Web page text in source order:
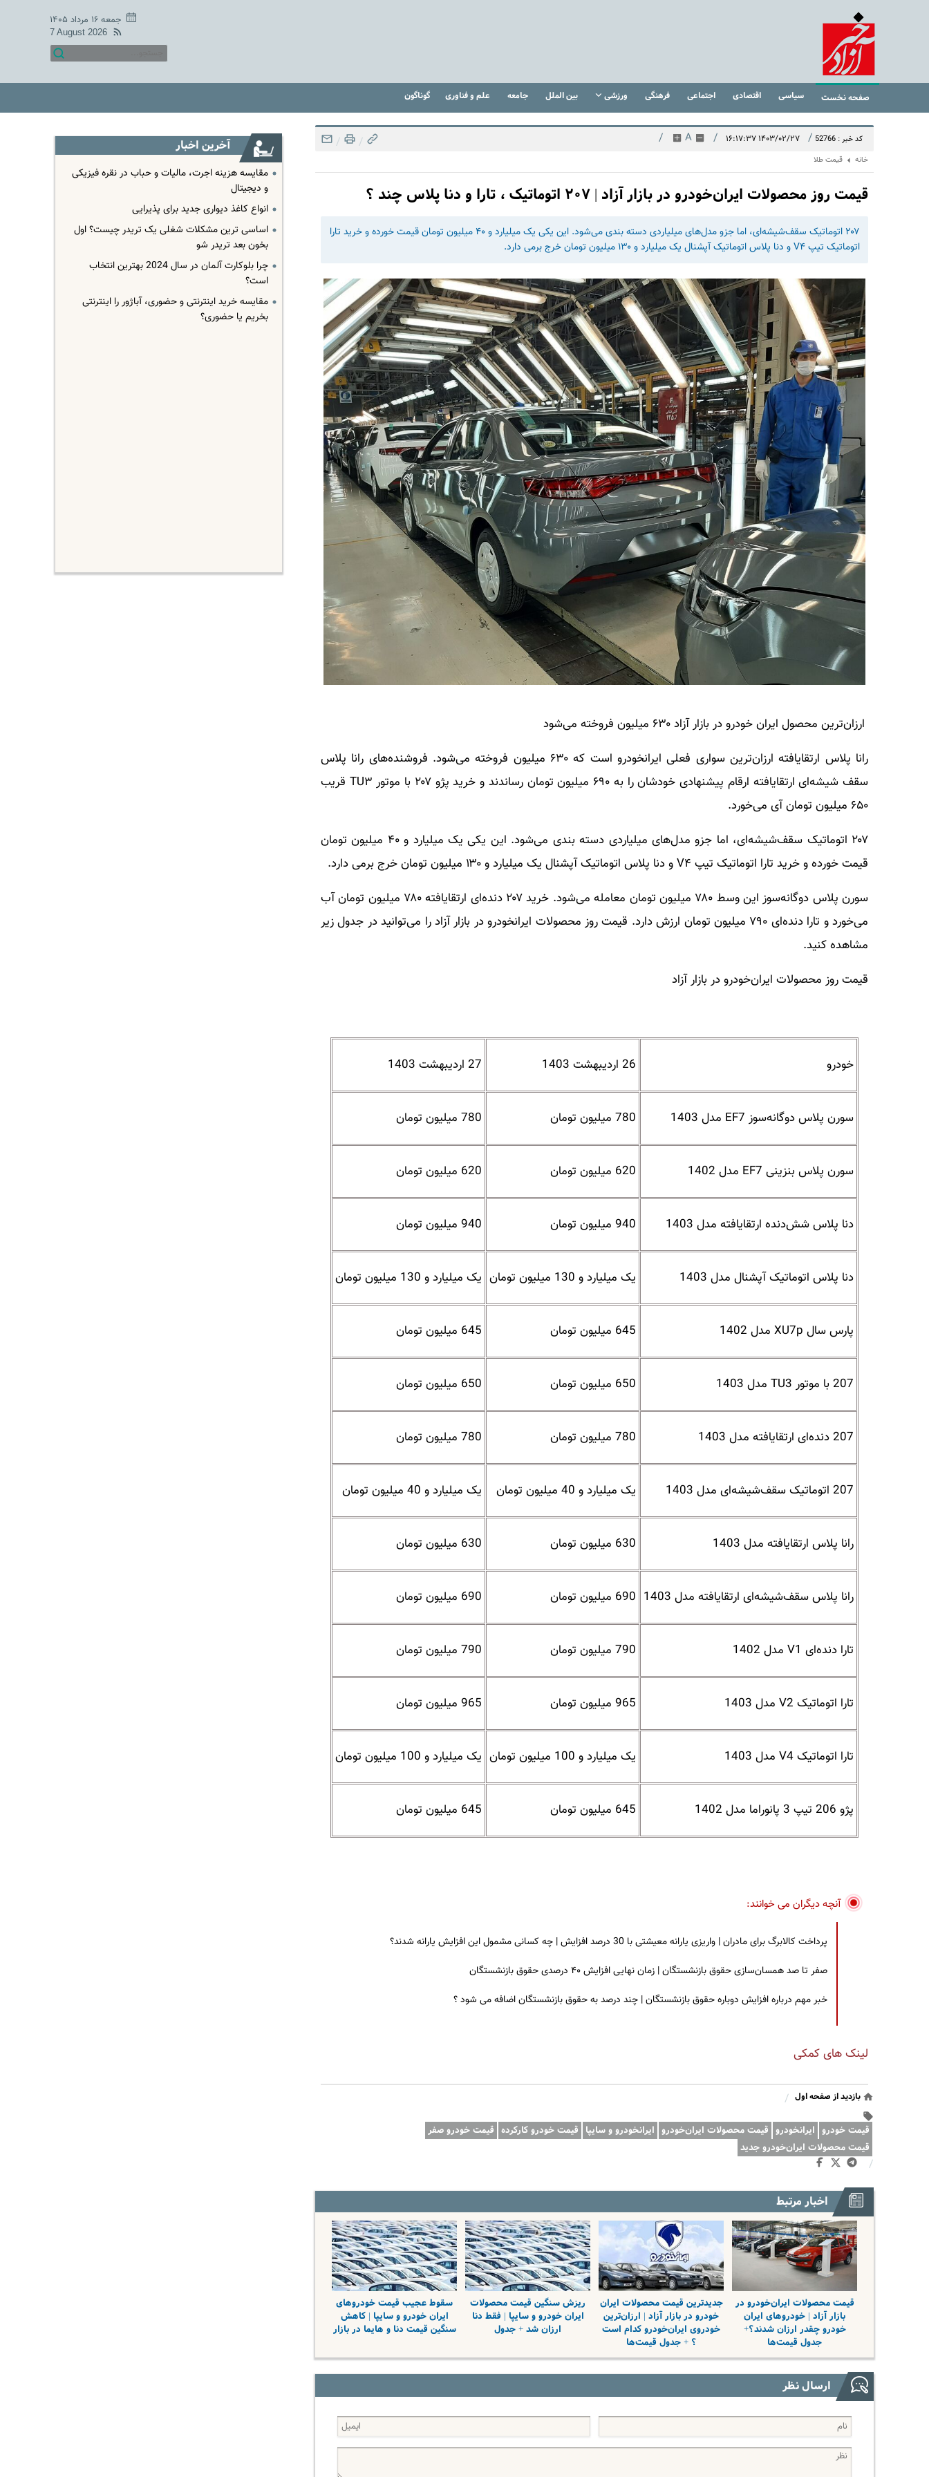
جمعه ۱۶ مرداد ۱۴۰۵
7 August 2026
صفحه نخست سیاسی اقتصادی اجتماعی فرهنگی ورزشی بین الملل جامعه علم و فناوری گوناگون
کد خبر : 52766 / ۱۴۰۳/۰۲/۲۷ ۱۶:۱۷:۳۷ /
A
/
/
/
خانه قیمت طلا
قیمت روز محصولات ایران‌خودرو در بازار آزاد | ۲۰۷ اتوماتیک ، تارا و دنا پلاس چند ؟
۲۰۷ اتوماتیک سقف‌شیشه‌ای، اما جزو مدل‌های میلیاردی دسته بندی می‌شود. این یکی یک میلیارد و ۴۰ میلیون تومان قیمت خورده و خرید تارا
اتوماتیک تیپ V۴ و دنا پلاس اتوماتیک آپشنال یک میلیارد و ۱۳۰ میلیون تومان خرج برمی دارد.
ارزان‌ترین محصول ایران خودرو در بازار آزاد ۶۳۰ میلیون فروخته می‌شود
رانا پلاس ارتقایافته ارزان‌ترین سواری فعلی ایرانخودرو است که ۶۳۰ میلیون فروخته می‌شود. فروشنده‌های رانا پلاس
سقف شیشه‌ای ارتقایافته ارقام پیشنهادی خودشان را به ۶۹۰ میلیون تومان رساندند و خرید پژو ۲۰۷ با موتور TU۳ قریب
۶۵۰ میلیون تومان آی می‌خورد.
۲۰۷ اتوماتیک سقف‌شیشه‌ای، اما جزو مدل‌های میلیاردی دسته بندی می‌شود. این یکی یک میلیارد و ۴۰ میلیون تومان
قیمت خورده و خرید تارا اتوماتیک تیپ V۴ و دنا پلاس اتوماتیک آپشنال یک میلیارد و ۱۳۰ میلیون تومان خرج برمی دارد.
سورن پلاس دوگانه‌سوز این وسط ۷۸۰ میلیون تومان معامله می‌شود. خرید ۲۰۷ دنده‌ای ارتقایافته ۷۸۰ میلیون تومان آب
می‌خورد و تارا دنده‌ای ۷۹۰ میلیون تومان ارزش دارد. قیمت روز محصولات ایرانخودرو در بازار آزاد را می‌توانید در جدول زیر
مشاهده کنید.
قیمت روز محصولات ایران‌خودرو در بازار آزاد
خودرو 26 اردیبهشت 1403 27 اردیبهشت 1403
سورن پلاس دوگانه‌سوز EF7 مدل 1403 780 میلیون تومان 780 میلیون تومان
سورن پلاس بنزینی EF7 مدل 1402 620 میلیون تومان 620 میلیون تومان
دنا پلاس شش‌دنده‌‌ ارتقایافته مدل 1403 940 میلیون تومان 940 میلیون تومان
دنا پلاس اتوماتیک آپشنال مدل 1403 یک میلیارد و 130 میلیون تومان یک میلیارد و 130 میلیون تومان
پارس سال XU7p مدل 1402 645 میلیون تومان 645 میلیون تومان
207 با موتور TU3 مدل 1403 650 میلیون تومان 650 میلیون تومان
207 دنده‌ای ارتقایافته مدل 1403 780 میلیون تومان 780 میلیون تومان
207 اتوماتیک سقف‌شیشه‌ای مدل 1403 یک میلیارد و 40 میلیون تومان یک میلیارد و 40 میلیون تومان
رانا پلاس ارتقایافته مدل 1403 630 میلیون تومان 630 میلیون تومان
رانا پلاس سقف‌شیشه‌ای ارتقایافته مدل 1403 690 میلیون تومان 690 میلیون تومان
تارا دنده‌ای V1 مدل 1402 790 میلیون تومان 790 میلیون تومان
تارا اتوماتیک V2 مدل 1403 965 میلیون تومان 965 میلیون تومان
تارا اتوماتیک V4 مدل 1403 یک میلیارد و 100 میلیون تومان یک میلیارد و 100 میلیون تومان
پژو 206 تیپ 3 پانوراما مدل 1402 645 میلیون تومان 645 میلیون تومان
آنچه دیگران می خوانند:
پرداخت کالابرگ برای مادران | واریزی یارانه معیشتی با 30 درصد افزایش | چه کسانی مشمول این افزایش یارانه شدند؟
صفر تا صد همسان‌سازی حقوق بازنشستگان | زمان نهایی افزایش ۴۰ درصدی حقوق بازنشستگان
خبر مهم درباره افزایش دوباره حقوق بازنشستگان | چند درصد به حقوق بازنشستگان اضافه می شود ؟
لینک های کمکی
بازدید از صفحه اول /
قیمت خودرو ایرانخودرو قیمت محصولات ایران‌خودرو ایران‎خودرو و سایپا قیمت خودرو کارکرده قیمت خودرو صفر
قیمت محصولات ایران‌خودرو جدید
/
اخبار مرتبط
قیمت محصولات ایران‌خودرو در
بازار آزاد | خودروهای ایران
خودرو چقدر ارزان شدند؟+
جدول قیمت‌ها
جدیدترین قیمت محصولات ایران
خودرو در بازار آزاد | ارزان‌ترین
خودروی ایران‌خودرو کدام است
؟ + جدول قیمت‌ها
ریزش سنگین قیمت محصولات
ایران خودرو و سایپا | فقط دنا
ارزان شد + جدول
سقوط عجیب قیمت خودروهای
ایران خودرو و سایپا | کاهش
سنگین قیمت دنا و هایما در بازار
ارسال نظر
آخرین اخبار
مقایسه هزینه اجرت، مالیات و حباب در نقره فیزیکی
و دیجیتال
انواع کاغذ دیواری جدید برای پذیرایی
اساسی ترین مشکلات شغلی یک تریدر چیست؟ اول
بخون بعد تریدر شو
چرا بلوکارت آلمان در سال 2024 بهترین انتخاب
است؟
مقایسه خرید اینترنتی و حضوری، آباژور را اینترنتی
بخریم یا حضوری؟